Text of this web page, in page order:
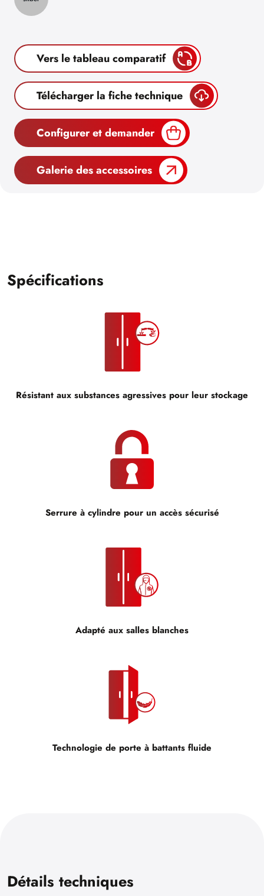
Vers le tableau comparatif
Télécharger la fiche technique
Configurer et demander
Galerie des accessoires
Spécifications
Résistant aux substances agressives pour leur stockage
Serrure à cylindre pour un accès sécurisé
Adapté aux salles blanches
Technologie de porte à battants fluide
Détails techniques